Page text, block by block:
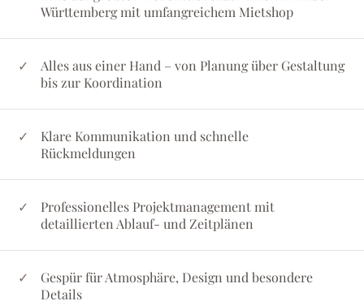
Württemberg mit umfangreichem Mietshop
Alles aus einer Hand – von Planung über Gestaltung
bis zur Koordination
Klare Kommunikation und schnelle
Rückmeldungen
Professionelles Projektmanagement mit
detaillierten Ablauf- und Zeitplänen
Gespür für Atmosphäre, Design und besondere
Details